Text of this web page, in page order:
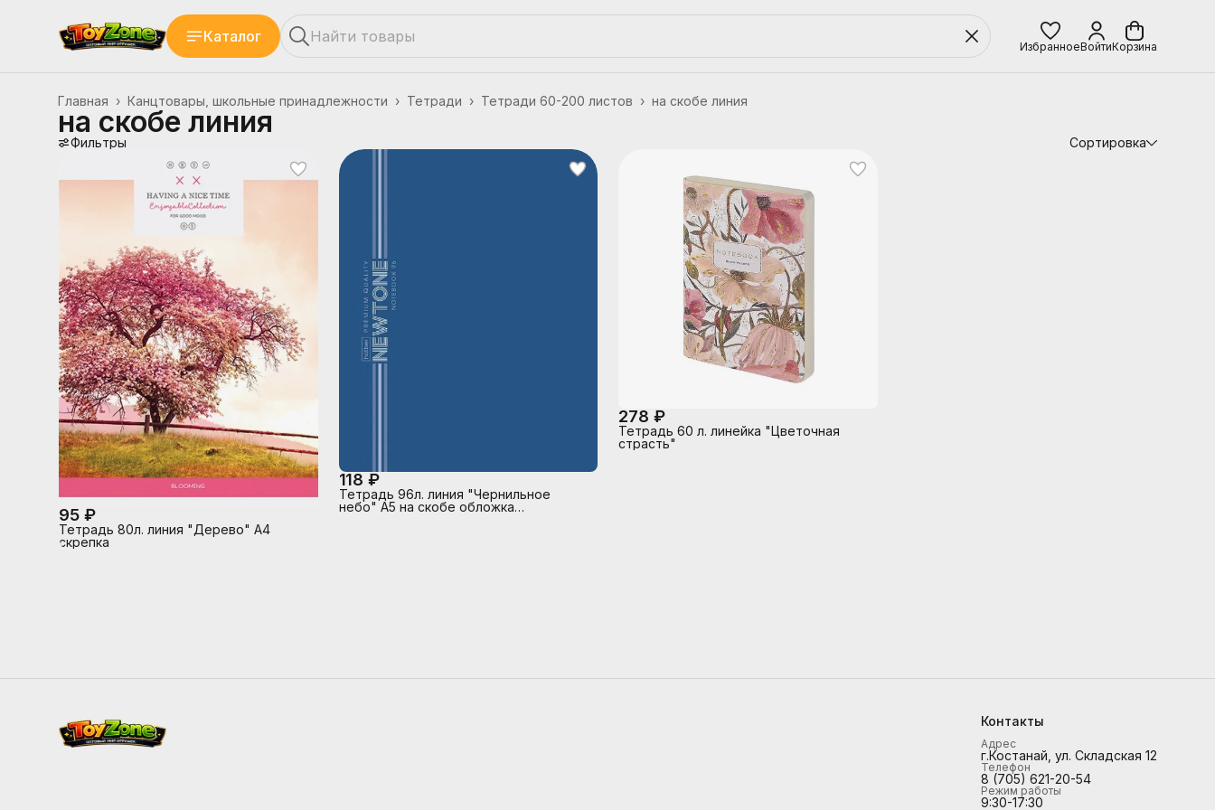
Каталог
ИзбранноеВойтиКорзина
на скобе линия
Тетради 60-200 листов ›
Тетради ›
Канцтовары, школьные принадлежности ›
Главная ›
на скобе линия
Фильтры Сортировка
95 ₽
Тетрадь 80л. линия "Дерево" А4
скрепка
118 ₽
Тетрадь 96л. линия "Чернильное
небо" А5 на скобе обложка
278 ₽
Тетрадь 60 л. линейка "Цветочная
страсть"
Контакты
Адрес
г.Костанай, ул. Складская 12
Телефон
8 (705) 621-20-54
Режим работы
9:30-17:30